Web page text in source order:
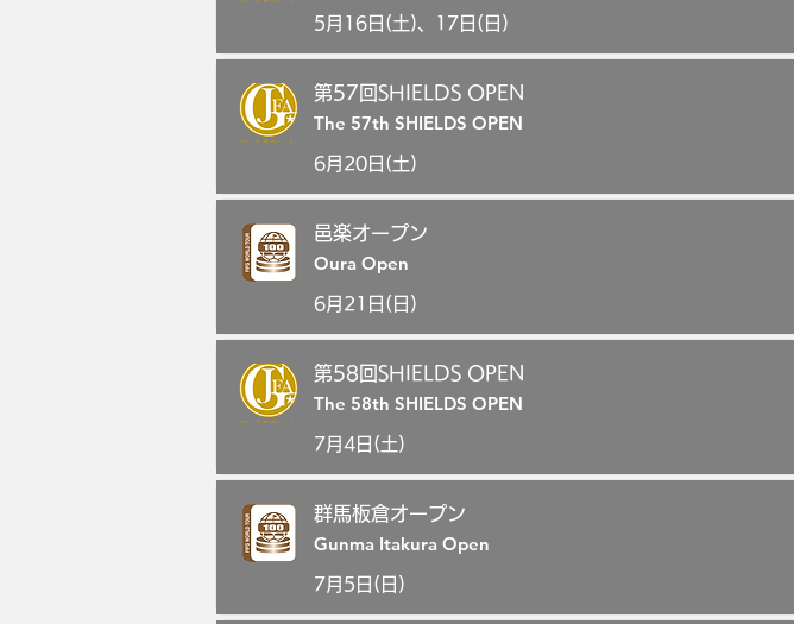
5月16日(土)、17日(日)
第57回SHIELDS OPEN
The 57th SHIELDS OPEN
6月20日(土)
邑楽オープン
Oura Open
6月21日(日)
第58回SHIELDS OPEN
The 58th SHIELDS OPEN
7月4日(土)
群馬板倉オープン
Gunma Itakura Open
7月5日(日)